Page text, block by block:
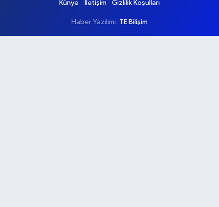
Künye İletişim Gizlilik Koşulları
Haber Yazılımı: TE Bilişim